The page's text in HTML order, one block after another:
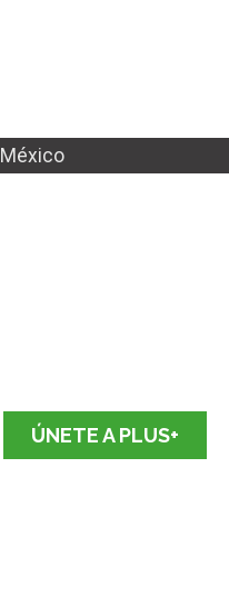
México
ÚNETE A PLUS+